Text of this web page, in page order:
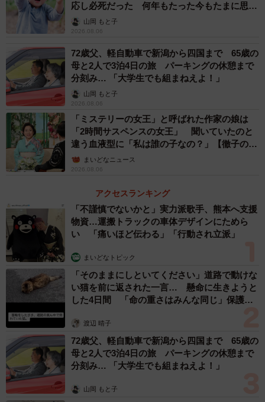
ー本作を思いついたきっかけは何だったのでしょうか？
数年前Xで「見た目に反して実は優しい」といったキャラク
ターがなんとなく流行っていたので、自分なりにそのあた
りのジャンルを狙った感じです。実際にとても好評をいた
だきました。
ー「どちらかの家庭が崩壊する漫画」や「戦国コミケ」も
同作と同様にギャップが楽しい作品ですが、これらの作品
作りで大事にしているポイントがあればお聞かせくださ
キャラクターに相反する要素を入れつつも、読者にどこか
愛されるところを作るようにしています。性格がただエキ
セントリックなだけでも共感は得られないと思いますの
応し必死だった 何年もたった今もたまに思い
出し…山岡 もと子
2026.08.06
72歳父、軽自動車で新潟から四国まで 65歳の
母と2人で3泊4日の旅 パーキングの休憩まで
分刻み… 「大学生でも組まねえよ！」
山岡 もと子
2026.08.06
「ミステリーの女王」と呼ばれた作家の娘は
「2時間サスペンスの女王」 聞いていたのと
違う血液型に「私は誰の子なの？」【徹子の部
屋】まいどなニュース
2026.08.06
アクセスランキング
「不謹慎でないかと」実力派歌手、熊本へ支援
物資…運搬トラックの車体デザインにためら
い 「痛いほど伝わる」「行動され立派」
まいどなトピック
「そのままにしといてください」道路で動けな
い猫を前に返された一言… 懸命に生きようと
した4日間 「命の重さはみんな同じ」保護団
渡辺 晴子
72歳父、軽自動車で新潟から四国まで 65歳の
母と2人で3泊4日の旅 パーキングの休憩まで
分刻み… 「大学生でも組まねえよ！」
山岡 もと子